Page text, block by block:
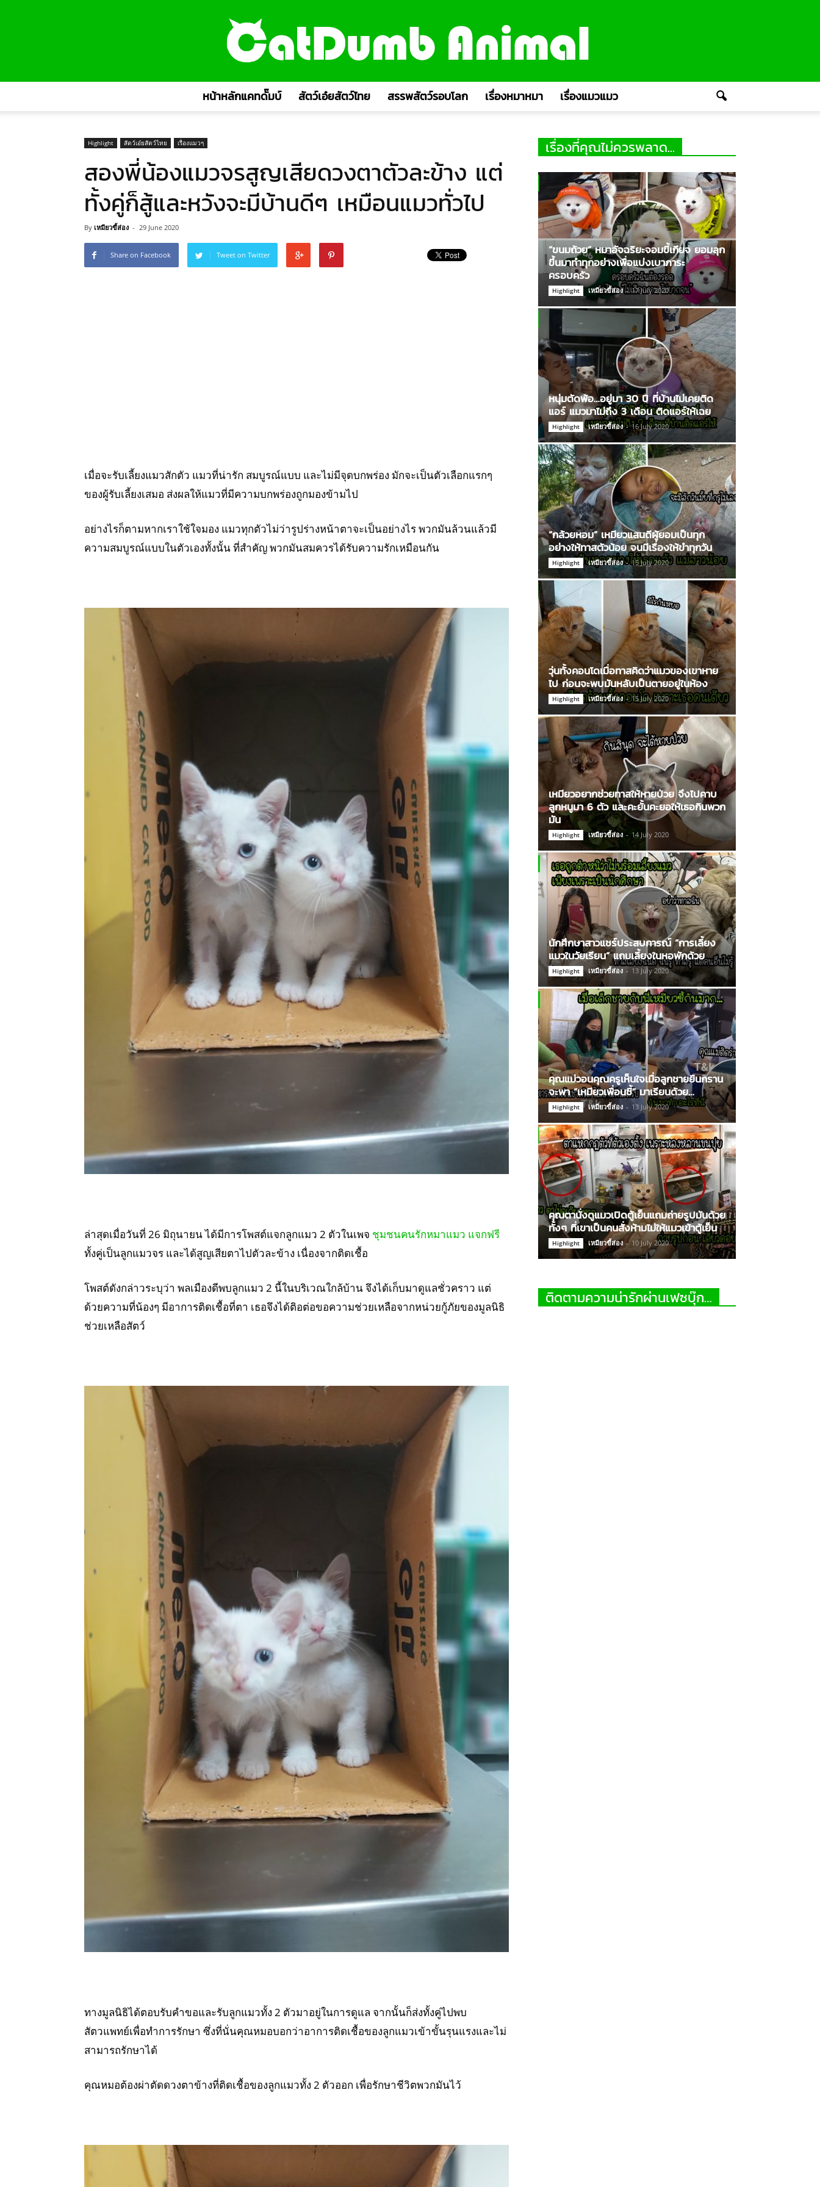
หน้าหลักแคทดั๊มบ์ สัตว์เอ๋ยสัตว์ไทย สรรพสัตว์รอบโลก เรื่องหมาหมา เรื่องแมวแมว
Highlight สัตว์เอ๋ยสัตว์ไทย เรื่องแมวๆ
สองพี่น้องแมวจรสูญเสียดวงตาตัวละข้าง แต่
ทั้งคู่ก็สู้และหวังจะมีบ้านดีๆ เหมือนแมวทั่วไป
By เหมียวขี้ส่อง - 29 June 2020
Share on Facebook Tweet on Twitter
เมื่อจะรับเลี้ยงแมวสักตัว แมวที่น่ารัก สมบูรณ์แบบ และไม่มีจุดบกพร่อง มักจะเป็นตัวเลือกแรกๆ
ของผู้รับเลี้ยงเสมอ ส่งผลให้แมวที่มีความบกพร่องถูกมองข้ามไป
อย่างไรก็ตามหากเราใช้ใจมอง แมวทุกตัวไม่ว่ารูปร่างหน้าตาจะเป็นอย่างไร พวกมันล้วนแล้วมี
ความสมบูรณ์แบบในตัวเองทั้งนั้น ที่สำคัญ พวกมันสมควรได้รับความรักเหมือนกัน
ล่าสุดเมื่อวันที่ 26 มิถุนายน ได้มีการโพสต์แจกลูกแมว 2 ตัวในเพจ ชุมชนคนรักหมาแมว แจกฟรี
ทั้งคู่เป็นลูกแมวจร และได้สูญเสียตาไปตัวละข้าง เนื่องจากติดเชื้อ
โพสต์ดังกล่าวระบุว่า พลเมืองดีพบลูกแมว 2 นี้ในบริเวณใกล้บ้าน จึงได้เก็บมาดูแลชั่วคราว แต่
ด้วยความที่น้องๆ มีอาการติดเชื้อที่ตา เธอจึงได้ติอต่อขอความช่วยเหลือจากหน่วยกู้ภัยของมูลนิธิ
ช่วยเหลือสัตว์
ทางมูลนิธิได้ตอบรับคำขอและรับลูกแมวทั้ง 2 ตัวมาอยู่ในการดูแล จากนั้นก็ส่งทั้งคู่ไปพบ
สัตวแพทย์เพื่อทำการรักษา ซึ่งที่นั่นคุณหมอบอกว่าอาการติดเชื้อของลูกแมวเข้าขั้นรุนแรงและไม่
สามารถรักษาได้
คุณหมอต้องผ่าตัดดวงตาข้างที่ติดเชื้อของลูกแมวทั้ง 2 ตัวออก เพื่อรักษาชีวิตพวกมันไว้
เรื่องที่คุณไม่ควรพลาด...
“ขนมถ้วย” หมาอัจฉริยะจอมขี้เกียจ ยอมลุก
ขึ้นมาทำทุกอย่างเพื่อแบ่งเบาภาระ
ครอบครัว
Highlight เหมียวขี้ส่อง - 17 July 2020
หนุ่มตัดพ้อ…อยู่มา 30 ปี ที่บ้านไม่เคยติด
แอร์ แมวมาไม่ถึง 3 เดือน ติดแอร์ให้เฉย
Highlight เหมียวขี้ส่อง - 16 July 2020
“กล้วยหอม” เหมียวแสนดีผู้ยอมเป็นทุก
อย่างให้ทาสตัวน้อย จนมีเรื่องให้ขำทุกวัน
Highlight เหมียวขี้ส่อง - 15 July 2020
วุ่นทั้งคอนโดเมื่อทาสคิดว่าแมวของเขาหาย
ไป ก่อนจะพบมันหลับเป็นตายอยู่ในห้อง
Highlight เหมียวขี้ส่อง - 15 July 2020
เหมียวอยากช่วยทาสให้หายป่วย จึงไปคาบ
ลูกหนูมา 6 ตัว และคะยั้นคะยอให้เธอกินพวก
มัน
Highlight เหมียวขี้ส่อง - 14 July 2020
นักศึกษาสาวแชร์ประสบการณ์ “การเลี้ยง
แมวในวัยเรียน” แถมเลี้ยงในหอพักด้วย
Highlight เหมียวขี้ส่อง - 13 July 2020
คุณแม่วอนคุณครูเห็นใจเมื่อลูกชายยืนกราน
จะพา “เหมียวเพื่อนซี้” มาเรียนด้วย…
Highlight เหมียวขี้ส่อง - 13 July 2020
คุณตานั่งดูแมวเปิดตู้เย็นแถมถ่ายรูปมันด้วย
ทั้งๆ ที่เขาเป็นคนสั่งห้ามไม่ให้แมวเข้าตู้เย็น
Highlight เหมียวขี้ส่อง - 10 July 2020
ติดตามความน่ารักผ่านเฟซบุ๊ก…